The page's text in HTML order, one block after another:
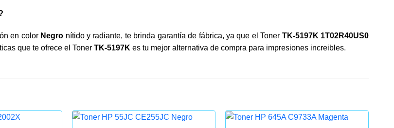
en color Negro nítido y radiante, te brinda garantía de fábrica, ya que el Toner TK-5197K 1T02R40US0
que te ofrece el Toner TK-5197K es tu mejor alternativa de compra para impresiones increibles.